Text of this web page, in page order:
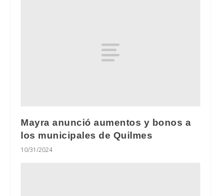
Mayra anunció aumentos y bonos a
los municipales de Quilmes
10/31/2024